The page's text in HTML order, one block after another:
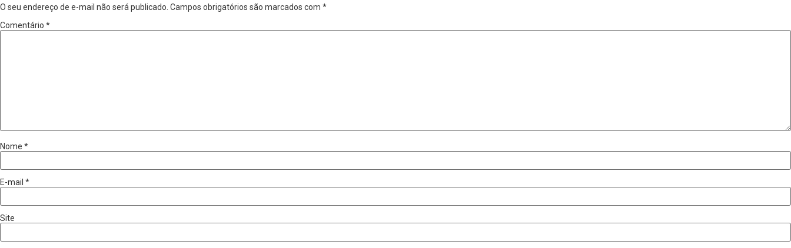
O seu endereço de e-mail não será publicado. Campos obrigatórios são marcados com *
Comentário *
Nome *
E-mail *
Site